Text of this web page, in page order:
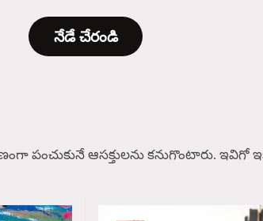
నేడే చేరండి
పంచుకునే ఆసక్తులను కనుగొంటారు.